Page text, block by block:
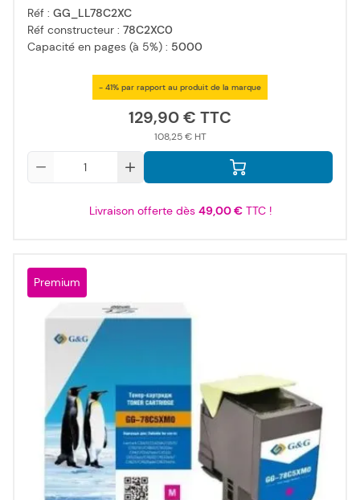
Réf : GG_LL78C2XC
Réf constructeur : 78C2XC0
Capacité en pages (à 5%) : 5000
- 41% par rapport au produit de la marque
129,90 €
108,25 €
Livraison offerte dès 49,00 €TTC !
Premium